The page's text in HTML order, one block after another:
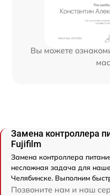
Вы можете
Замена контроллера
Fujifilm
Замена контроллера
несложная задача для
Челябинске. Выполним
Позвоните нам и наш